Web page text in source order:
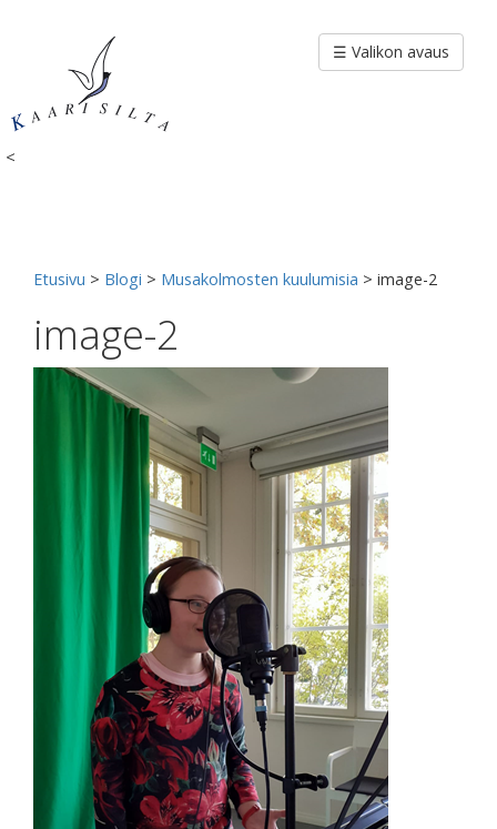
<
☰ Valikon avaus
Etusivu > Blogi > Musakolmosten kuulumisia > image-2
image-2